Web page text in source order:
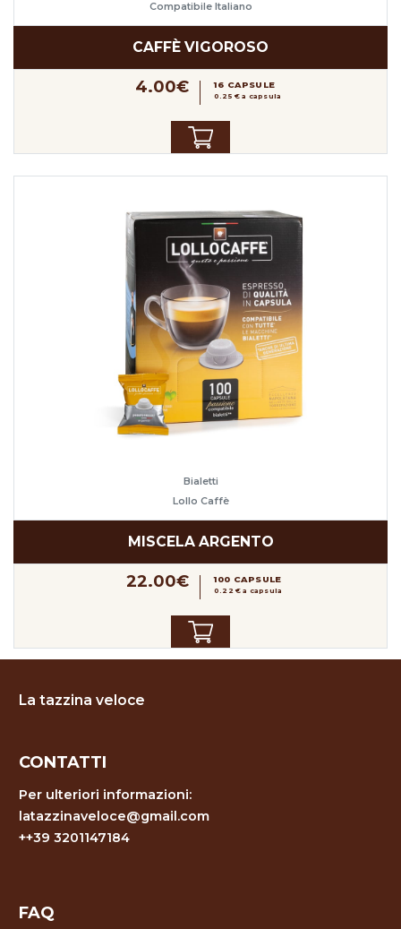
Compatibile Italiano
CAFFÈ VIGOROSO
4.00€ 16 CAPSULE
0.25 € a capsula
Bialetti
Lollo Caffè
MISCELA ARGENTO
22.00€ 100 CAPSULE
0.22 € a capsula
La tazzina veloce
CONTATTI
Per ulteriori informazioni:
latazzinaveloce@gmail.com
++39 3201147184
FAQ